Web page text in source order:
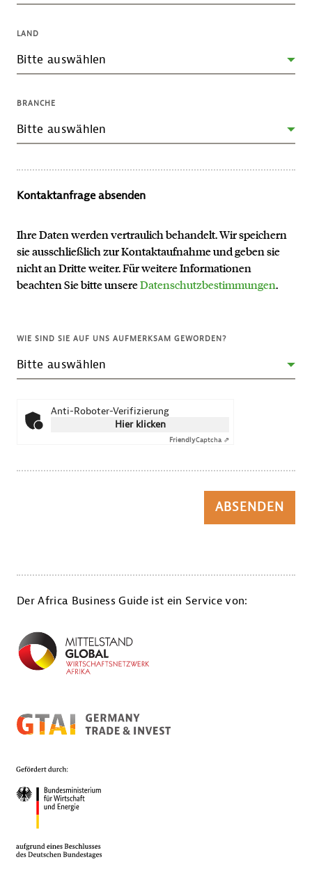
LAND
BRANCHE
Kontaktanfrage absenden
Ihre Daten werden vertraulich behandelt. Wir speichern
sie ausschließlich zur Kontaktaufnahme und geben sie
nicht an Dritte weiter. Für weitere Informationen
beachten Sie bitte unsereDatenschutzbestimmungen.
WIE SIND SIE AUF UNS AUFMERKSAM GEWORDEN?
Anti-Roboter-Verifizierung
Hier klicken
FriendlyCaptcha ⇗
ABSENDEN
Der Africa Business Guide ist ein Service von: